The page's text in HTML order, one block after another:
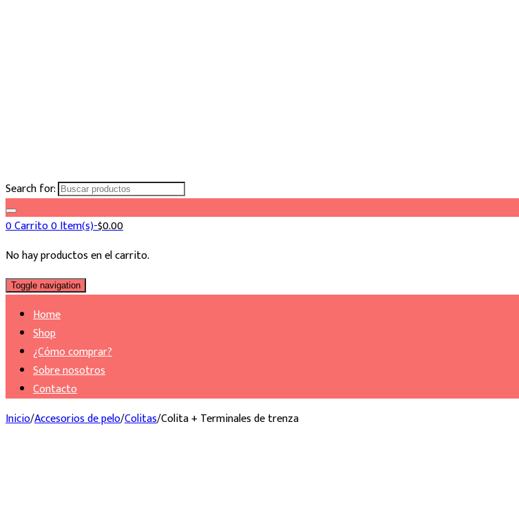
Search for:
0Carrito0 Item(s)-$0.00
No hay productos en el carrito.
Toggle navigation
Home
Shop
¿Cómo comprar?
Sobre nosotros
Contacto
Inicio/Accesorios de pelo/Colitas/Colita + Terminales de trenza